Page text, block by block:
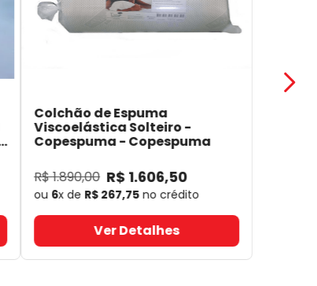
Colchão de Espuma
Viscoelástica Solteiro -
Copespuma- Copespuma
R$1.890,00 R$ 1.606,50
ou 6x de R$ 267,75 no crédito
Ver Detalhes